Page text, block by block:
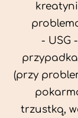
- USG
(przy
trzustką,